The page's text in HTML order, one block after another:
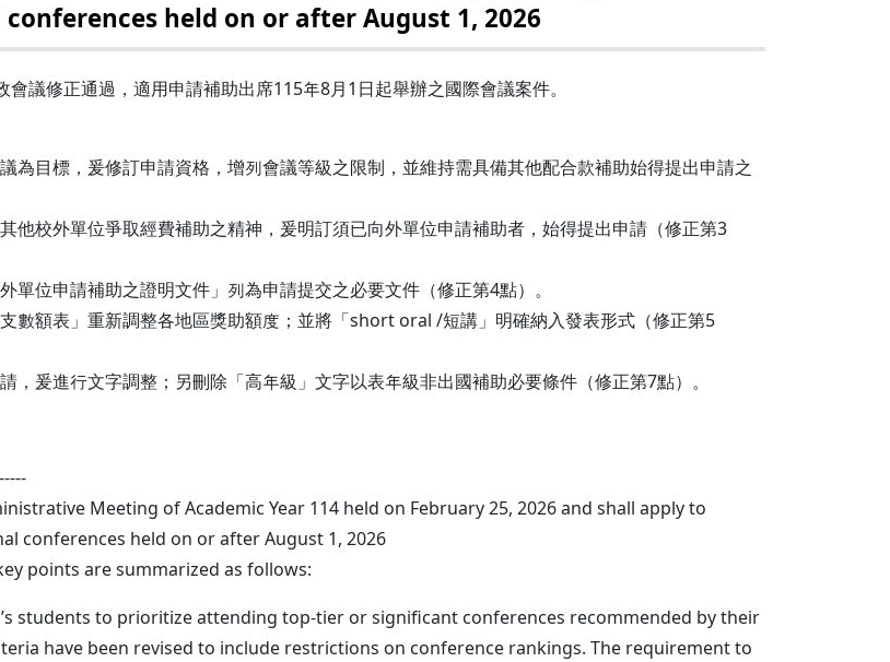
held on or after August 1, 2026
議修正通過，適用申請補助出席115年8月1日起舉辦之國際會議案件。
為目標，爰修訂申請資格，增列會議等級之限制，並維持需具備其他配合款補助始得提出申請之
他校外單位爭取經費補助之精神，爰明訂須已向外單位申請補助者，始得提出申請（修正第3
位申請補助之證明文件」列為申請提交之必要文件（修正第4點）。
數額表」重新調整各地區獎助額度；並將「short oral /短講」明確納入發表形式（修正第5
爰進行文字調整；另刪除「高年級」文字以表年級非出國補助必要條件（修正第7點）。
Meeting of Academic Year 114 held on February 25, 2026 and shall apply to
conferences held on or after August 1, 2026
points are summarized as follows:
students to prioritize attending top-tier or significant conferences recommended by their
have been revised to include restrictions on conference rankings. The requirement to